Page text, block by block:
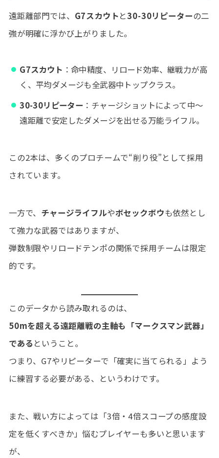
遠距離部門では、 G7スカウトと30-30リピーターの二
強が明確に浮かび上がりました。
G7スカウト ：命中精度、リロード効率、継戦力が高
く、平均ダメージも全武器中トップクラス。
30-30リピーター ：チャージショットによって中〜
遠距離で安定したダメージを出せる万能ライフル。
この2本は、多くのプロチームで“削り役”として採用
されています。
一方で、 チャージライフルやボセックボウも依然とし
て強力な武器ではありますが、
弾数制限やリロードテンポの関係で採用チームは限定
的です。
このデータから読み取れるのは、
50mを超える遠距離戦の主軸も「マークスマン武器」
である ということ。
つまり、G7やリピーターで「確実に当てられる」よう
に練習する必要がある、というわけです。
また、戦い方によっては「3倍・4倍スコープの感度設
定を低くすべきか」悩むプレイヤーも多いと思います
が、